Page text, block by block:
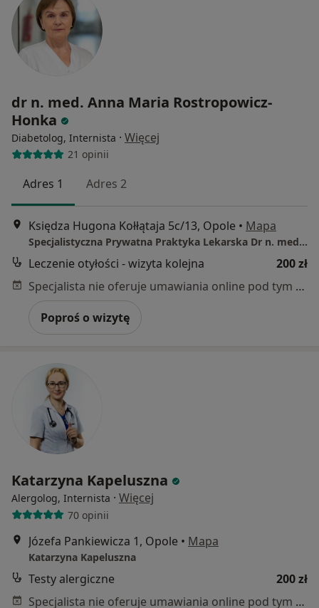
dr n. med. Anna Maria Rostropowicz-
Honka
Diabetolog, Internista · Więcej
21 opinii
Adres 1 Adres 2
Księdza Hugona Kołłątaja 5c/13, Opole • Mapa
Specjalistyczna Prywatna Praktyka Lekarska Dr n. med. Anna Rostropowicz-Honka
Leczenie otyłości - wizyta kolejna
200 zł
Specjalista nie oferuje umawiania online pod tym adresem.
Poproś o wizytę
Katarzyna Kapeluszna
Alergolog, Internista · Więcej
70 opinii
Józefa Pankiewicza 1, Opole • Mapa
Katarzyna Kapeluszna
Testy alergiczne
200 zł
Specjalista nie oferuje umawiania online pod tym adresem.